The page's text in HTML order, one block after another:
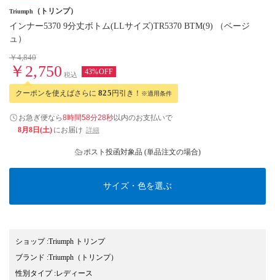
Triumph （トリンプ）
インナー5370 9分丈ボトム(LLサイズ)TR5370 BTM(9) （ベージ
ュ）
￥4,840
￥2,750 税込 43%OFF
クーポンを使えばさらに 825円引き！ ※適用条件
お急ぎ便なら8時間58分27秒以内のお支払いで
8月8日(土) にお届け 詳細
ポスト投函対象品 (単品注文の場合)
サイズ・色を選ぶ
ショップ:Triumph トリンプ
ブランド :Triumph （トリンプ）
性別タイプ:レディース